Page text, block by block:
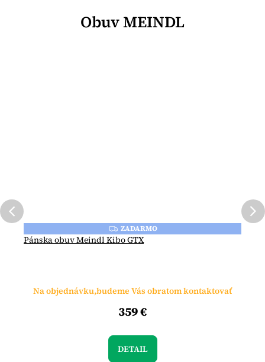
Obuv MEINDL
Z
A
D
ZADARMO
Pánska obuv Meindl Kibo GTX
Na objednávku,budeme Vás obratom kontaktovať
359 €
DETAIL